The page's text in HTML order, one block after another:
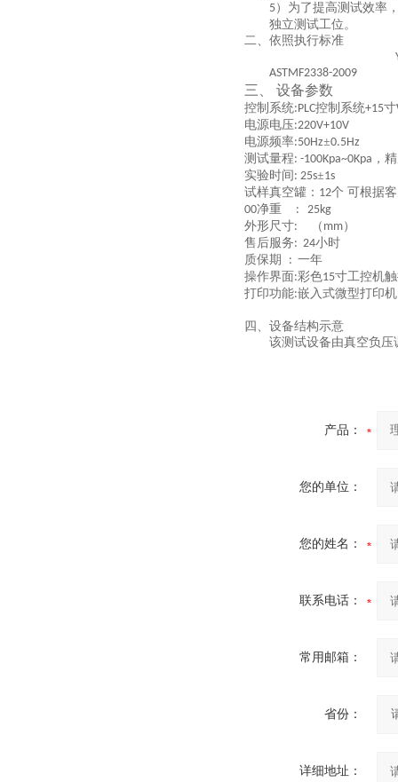
5）为了提高测试效率
独立测试工位。
二、依照执行标准
ASTMF2338-2009
三、 设备参数
控制系统:PLC控制系统+15寸
电源电压:220V+10V
电源频率:50Hz±0.5Hz
测试量程: -100Kpa~0Kpa ，
实验时间 : 25s±1s
试样真空罐： 12个 可根据
00净重 : 25kg
外形尺寸: （ mm）
售后服务: 24小时
质保期
: 一年
操作界面:彩色15寸工控机
打印功能:嵌入式微型打印机
四、设备结构示意
该测试设备由真空负压
产品：
您的单位：
您的姓名：
联系电话：
常用邮箱：
省份：
详细地址：